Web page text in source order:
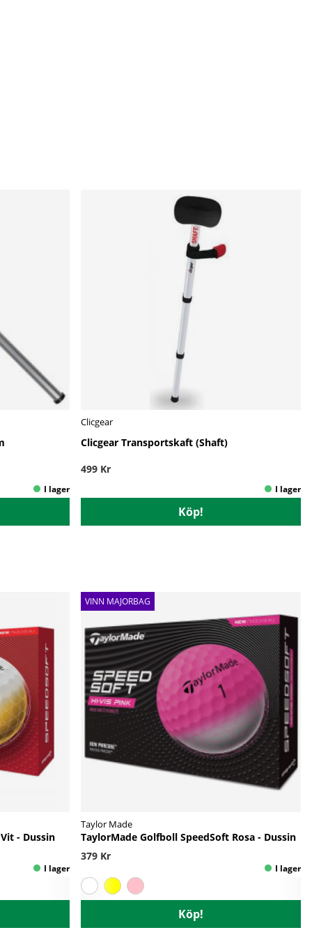
Clicgear
Clicgear Transportskaft (Shaft)
499 Kr
Köp!
- Dussin
VINN MAJORBAG
Taylor Made
TaylorMade Golfboll SpeedSoft Rosa - Dussin
379 Kr
Köp!